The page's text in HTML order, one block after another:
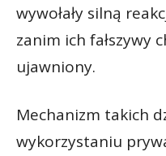
wywołały silną
zanim ich fałszywy
ujawniony.
Mechanizm takich
wykorzystaniu